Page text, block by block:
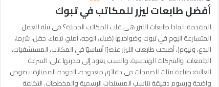
أفضل طابعات ليزر للمكاتب في تبوك
المقدمة: لماذا طابعات الليزر هي قلب المكاتب الحديثة؟ في بيئة العمل
المتسارعة اليوم في تبوك وضواحيها (ضباء، الوجه، أملج، تيماء، حقل، شرما،
البدع، ونيوم)، أصبحت طابعات الليزر عنصرًا أساسيًا في المكاتب، المستشفيات،
الجامعات، والشركات الهندسية. والسبب يعود إلى قدرتها على: السرعة
العالية: طباعة مئات الصفحات في دقائق معدودة. الجودة الممتازة: نصوص
واضحة ورسوم دقيقة تناسب المستندات الرسمية والمخططات. التكلفة